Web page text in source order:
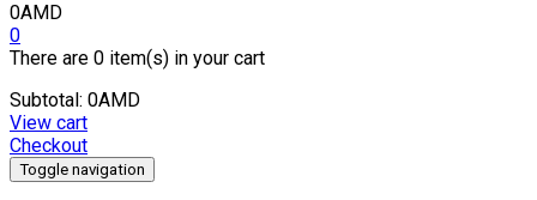
0AMD
0
There are 0 item(s) in your cart
Subtotal: 0AMD
View cart
Checkout
Toggle navigation